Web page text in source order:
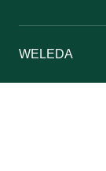
WELEDA